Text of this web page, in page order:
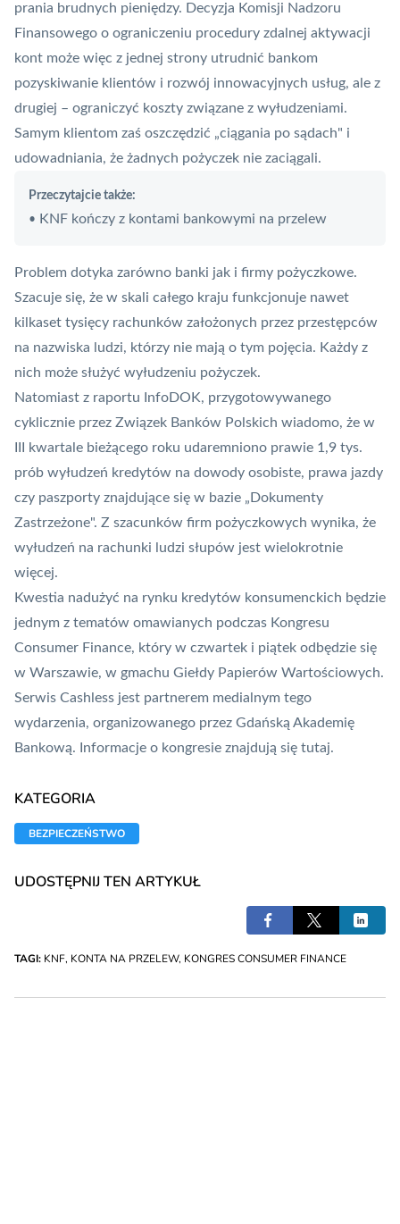
prania brudnych pieniędzy. Decyzja Komisji Nadzoru
Finansowego o ograniczeniu procedury zdalnej aktywacji
kont może więc z jednej strony utrudnić bankom
pozyskiwanie klientów i rozwój innowacyjnych usług, ale z
drugiej – ograniczyć koszty związane z wyłudzeniami.
Samym klientom zaś oszczędzić „ciągania po sądach" i
udowadniania, że żadnych pożyczek nie zaciągali.
Przeczytajcie także:
• KNF kończy z kontami bankowymi na przelew
Problem dotyka zarówno banki jak i firmy pożyczkowe.
Szacuje się, że w skali całego kraju funkcjonuje nawet
kilkaset tysięcy rachunków założonych przez przestępców
na nazwiska ludzi, którzy nie mają o tym pojęcia. Każdy z
nich może służyć wyłudzeniu pożyczek.
Natomiast z raportu InfoDOK, przygotowywanego
cyklicznie przez Związek Banków Polskich wiadomo, że w
III kwartale bieżącego roku udaremniono prawie 1,9 tys.
prób wyłudzeń kredytów na dowody osobiste, prawa jazdy
czy paszporty znajdujące się w bazie „ Dokumenty
Zastrzeżone". Z szacunków firm pożyczkowych wynika, że
wyłudzeń na rachunki ludzi słupów jest wielokrotnie
więcej.
Kwestia nadużyć na rynku kredytów konsumenckich będzie
jednym z tematów omawianych podczas Kongresu
Consumer Finance, który w czwartek i piątek odbędzie się
w Warszawie, w gmachu Giełdy Papierów Wartościowych.
Serwis Cashless jest partnerem medialnym tego
wydarzenia, organizowanego przez Gdańską Akademię
Bankową. Informacje o kongresie znajdują się tutaj.
KATEGORIA
BEZPIECZEŃSTWO
UDOSTĘPNIJ TEN ARTYKUŁ
TAGI: KNF, KONTA NA PRZELEW, KONGRES CONSUMER FINANCE